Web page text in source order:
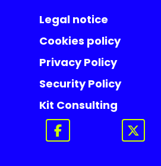
Legal notice
Cookies policy
Privacy Policy
Security Policy
Kit Consulting